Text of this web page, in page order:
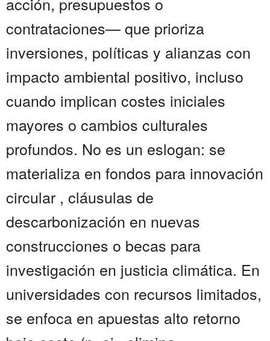
contrataciones— que prioriza
inversiones, políticas y alianzas con
impacto ambiental positivo, incluso
cuando implican costes iniciales
mayores o cambios culturales
profundos. No es un eslogan: se
materializa en fondos para innovación
circular , cláusulas de
descarbonización en nuevas
construcciones o becas para
investigación en justicia climática. En
universidades con recursos limitados,
se enfoca en apuestas alto retorno